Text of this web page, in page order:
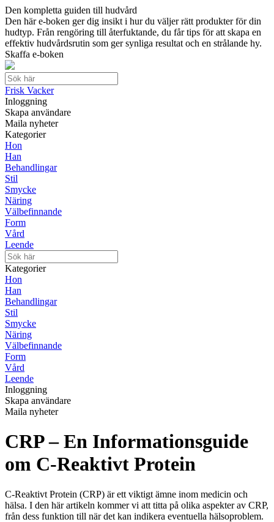
Den kompletta guiden till hudvård
Den här e-boken ger dig insikt i hur du väljer rätt produkter för din
hudtyp. Från rengöring till återfuktande, du får tips för att skapa en
effektiv hudvårdsrutin som ger synliga resultat och en strålande hy.
Skaffa e-boken
Frisk Vacker
Inloggning
Skapa användare
Maila nyheter
Kategorier
Hon
Han
Behandlingar
Stil
Smycke
Näring
Välbefinnande
Form
Vård
Leende
Kategorier
Hon
Han
Behandlingar
Stil
Smycke
Näring
Välbefinnande
Form
Vård
Leende
Inloggning
Skapa användare
Maila nyheter
CRP – En Informationsguide
om C-Reaktivt Protein
C-Reaktivt Protein (CRP) är ett viktigt ämne inom medicin och
hälsa. I den här artikeln kommer vi att titta på olika aspekter av CRP,
från dess funktion till när det kan indikera eventuella hälsoproblem.